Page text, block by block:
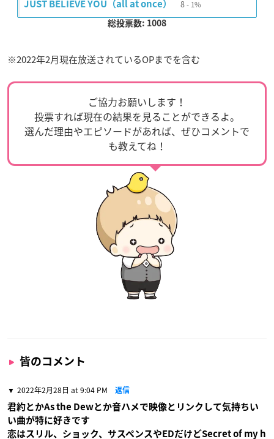
JUST BELIEVE YOU（all at once） 8 1%
総投票数: 1008
※2022年2月現在放送されているOPまでを含む
ご協力お願いします！
投票すれば現在の結果を見ることができるよ。
選んだ理由やエピソードがあれば、ぜひコメントで
も教えてね！
皆のコメント
2022年2月28日 at 9:04 PM 返信
君約とかAs the Dewとか音ハメで映像とリンクして気持ちい
い曲が特に好きです
恋はスリル、ショック、サスペンスやEDだけどSecret of my h